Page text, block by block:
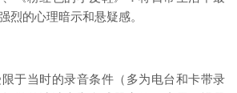
烈的心理暗示和悬疑感。
于当时的录音条件（多为电台和卡带录